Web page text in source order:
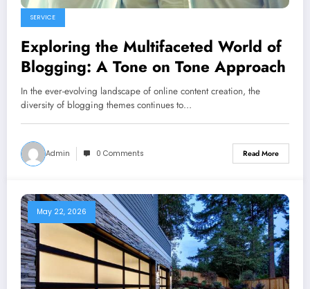
SERVICE
Exploring the Multifaceted World of
Blogging: A Tone on Tone Approach
In the ever-evolving landscape of online content creation, the
diversity of blogging themes continues to…
Admin 0 Comments Read More
May 22, 2026